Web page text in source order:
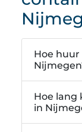
Hoe
Hoe lang
in